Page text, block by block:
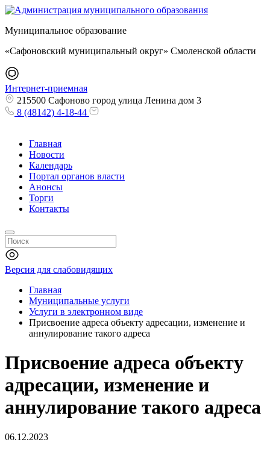
Муниципальное образование
«Сафоновский муниципальный округ» Смоленской области
Интернет-приемная
215500 Сафоново город улица Ленина дом 3
8 (48142) 4-18-44
Главная
Новости
Календарь
Портал органов власти
Анонсы
Торги
Контакты
Версия для слабовидящих
Главная
Муниципальные услуги
Услуги в электронном виде
Присвоение адреса объекту адресации, изменение и
аннулирование такого адреса
Присвоение адреса объекту
адресации, изменение и
аннулирование такого адреса
06.12.2023